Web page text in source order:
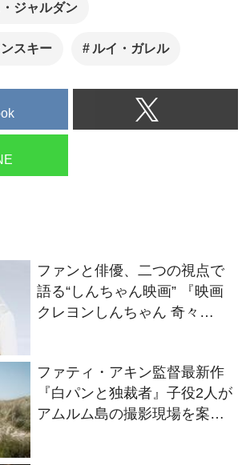
ジャルダン
スキー ルイ・ガレル
ファンと俳優、二つの視点で
語る“しんちゃん映画” 『映画
クレヨンしんちゃん 奇々
ファティ・アキン監督最新作
『白パンと独裁者』子役2人が
アムルム島の撮影現場を案